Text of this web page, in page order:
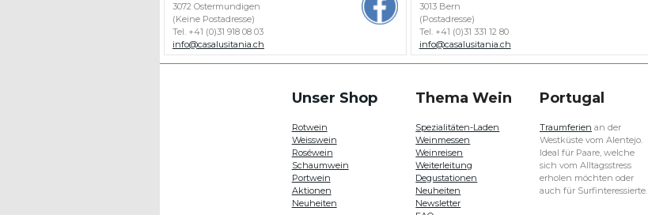
3072 Ostermundigen
(Keine Postadresse)
Tel. +41 (0)31 918 08 03
info@casalusitania.ch
3013 Bern
(Postadresse)
Tel. +41 (0)31 331 12 80
info@casalusitania.ch
Unser Shop
Rotwein
Weisswein
Roséwein
Schaumwein
Portwein
Aktionen
Neuheiten
Thema Wein
Spezialitäten-Laden
Weinmessen
Weinreisen
Weiterleitung
Degustationen
Neuheiten
Newsletter
Portugal
Traumferien an der
Westküste vom Alentejo.
Ideal für Paare, welche
sich vom Alltagsstress
erholen möchten oder
auch für Surfinteressierte.